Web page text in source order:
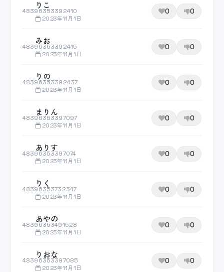
48396353392410
りこ
2023年11月1日
0 0
48396353392415
みお
2023年11月1日
0 0
48396353392437
りの
2023年11月1日
0 0
48396353397097
まりん
2023年11月1日
0 0
48396353397074
ありす
2023年11月1日
0 0
48396353732347
りく
2023年11月1日
0 0
48396353491528
あやの
2023年11月1日
0 0
48396353397085
りおな
2023年11月1日
0 0